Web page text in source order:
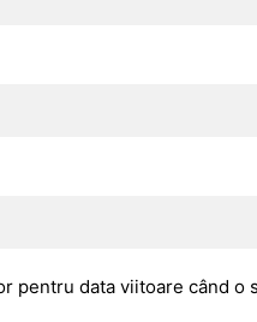
pentru data viitoare când o